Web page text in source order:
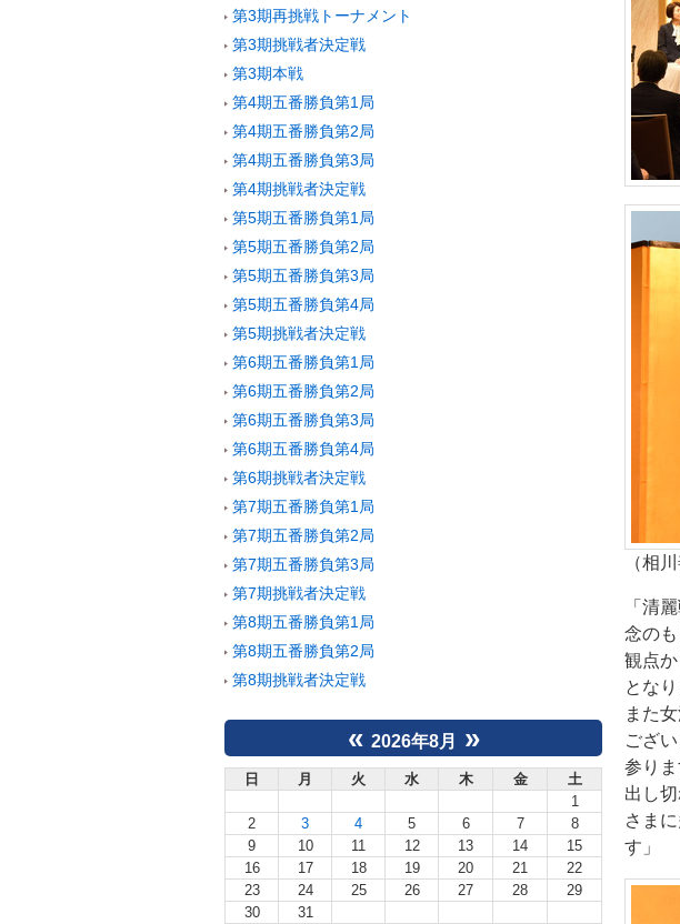
第3期再挑戦トーナメント
第3期挑戦者決定戦
第3期本戦
第4期五番勝負第1局
第4期五番勝負第2局
第4期五番勝負第3局
第4期挑戦者決定戦
第5期五番勝負第1局
第5期五番勝負第2局
第5期五番勝負第3局
第5期五番勝負第4局
第5期挑戦者決定戦
第6期五番勝負第1局
第6期五番勝負第2局
第6期五番勝負第3局
第6期五番勝負第4局
第6期挑戦者決定戦
第7期五番勝負第1局
第7期五番勝負第2局
第7期五番勝負第3局
第7期挑戦者決定戦
第8期五番勝負第1局
第8期五番勝負第2局
第8期挑戦者決定戦
« 2026年8月 »
日 月 火 水 木 金
土
1
2
3 4 5 6 7
8
9
10 11 12 13 14
15
16
17 18 19 20 21
22
23
24 25 26 27 28
29
30
31
（相
「清
念の
観点
とな
また
ござ
参り
出し
さま
す」